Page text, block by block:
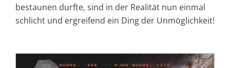
bestaunen durfte, sind in der Realität nun einmal
schlicht und ergreifend ein Ding der Unmöglichkeit!